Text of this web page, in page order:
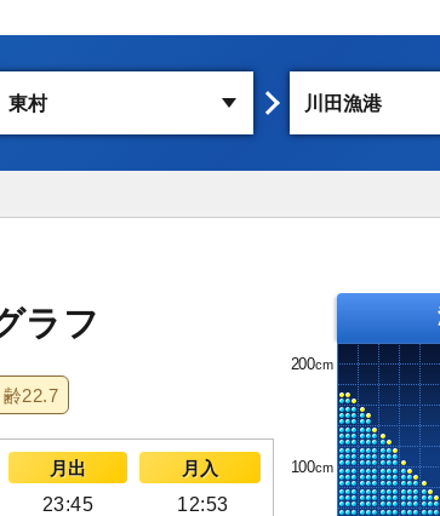
ラフ
齢22.7
月出
月入
23:45 12:53
200
100